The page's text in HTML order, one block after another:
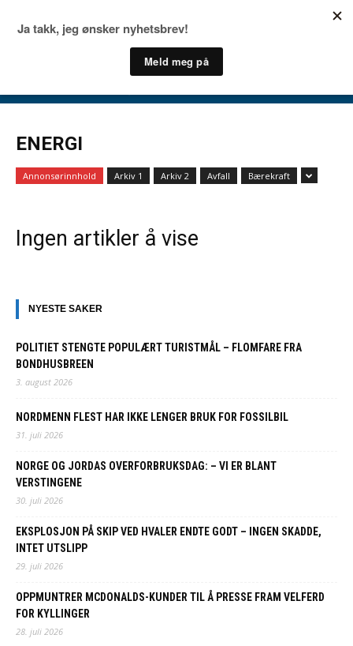
ENERGI
Annonsørinnhold Arkiv 1 Arkiv 2 Avfall Bærekraft
Ingen artikler å vise
NYESTE SAKER
POLITIET STENGTE POPULÆRT TURISTMÅL – FLOMFARE FRA
BONDHUSBREEN
3. august 2026
NORDMENN FLEST HAR IKKE LENGER BRUK FOR FOSSILBIL
31. juli 2026
NORGE OG JORDAS OVERFORBRUKSDAG: – VI ER BLANT
VERSTINGENE
30. juli 2026
EKSPLOSJON PÅ SKIP VED HVALER ENDTE GODT – INGEN SKADDE,
INTET UTSLIPP
29. juli 2026
OPPMUNTRER MCDONALDS-KUNDER TIL Å PRESSE FRAM VELFERD
FOR KYLLINGER
28. juli 2026